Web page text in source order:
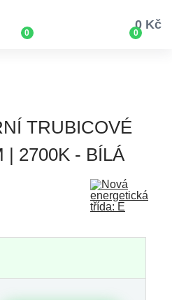
0 0
0 Kč
TRUBICOVÉ
| 2700K - BÍLÁ